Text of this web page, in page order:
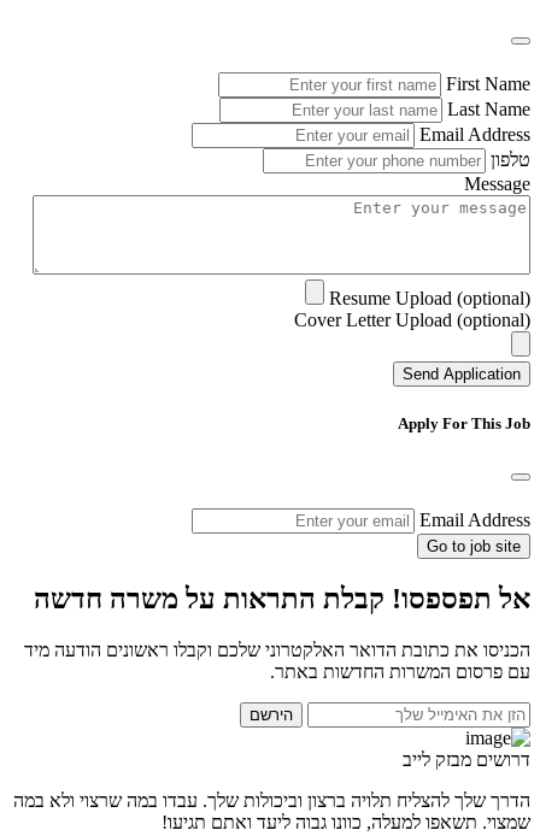
First Name
Last Name
Email Address
טלפון
Message
Resume Upload (optional)
Cover Letter Upload (optional)
Send Application
Apply For This Job
Email Address
Go to job site
אל תפספסו! קבלת התראות על משרה חדשה
הכניסו את כתובת הדואר האלקטרוני שלכם וקבלו ראשונים הודעה מיד
עם פרסום המשרות החדשות באתר.
הירשם
דרושים מבזק לייב
הדרך שלך להצליח תלויה ברצון וביכולות שלך. עבדו במה שרצוי ולא במה
שמצוי. תשאפו למעלה, כוונו גבוה ליעד ואתם תגיעו!